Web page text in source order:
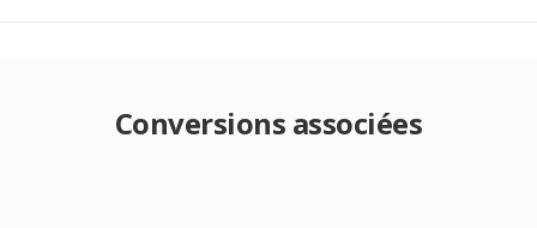
Conversions associées